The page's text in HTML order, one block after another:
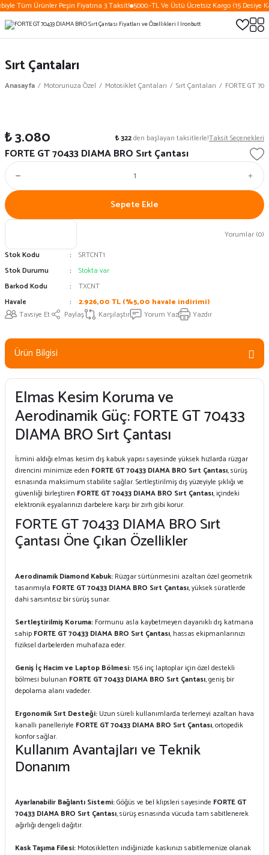
Tüm Ürünler Peşin Fiyatına 3 Taksit! 5000.-TL Ve Üstü Ücretsiz Kargo (15 Desiye
Sırt Çantaları
Anasayfa Motorunuza Özel Motosiklet Çantaları Sırt Çantaları FORTE GT
Yorumlar (0)
FORTE GT 70433 DIAMA BRO Sırt Çantası
₺ 3.080 ₺ 322den başlayan taksitlerle!Taksit Seçenekleri
Stok Kodu
SRTCNT1
Stok Durumu
Stokta var
Barkod Kodu
TXCNT
Havale
2.926,00 TL (%5,00 havale indirimi)
Sepete Ekle
Tavsiye Et Paylaş Karşılaştır Yorum Yaz Yazdır
Ürün Bilgisi
Elmas Kesim Koruma ve
Aerodinamik Güç: FORTE GT 70433
DIAMA BRO Sırt Çantası
İsmini aldığı elmas kesim dış kabuk yapısı sayesinde yüksek hızlarda rüzgar
direncini minimize eden FORTE GT 70433 DIAMA BRO Sırt Çantası, sürüş
esnasında maksimum stabilite sağlar. Sertleştirilmiş dış yüzeyiyle şıklığı ve
güvenliği birleştiren FORTE GT 70433 DIAMA BRO Sırt Çantası, içindeki
elektronik eşyalarınızı darbelere karşı bir zırh gibi korur.
FORTE GT 70433 DIAMA BRO Sırt
Çantası Öne Çıkan Özellikler
Aerodinamik Diamond Kabuk: Rüzgar sürtünmesini azaltan özel geometrik
tasarımıyla FORTE GT 70433 DIAMA BRO Sırt Çantası, yüksek süratlerde
dahi sarsıntısız bir sürüş sunar.
Sertleştirilmiş Koruma: Formunu asla kaybetmeyen dayanıklı dış katmana
sahip FORTE GT 70433 DIAMA BRO Sırt Çantası, hassas ekipmanlarınızı
fiziksel darbelerden muhafaza eder.
Geniş İç Hacim ve Laptop Bölmesi:15.6 inç laptoplar için özel destekli
bölmesi bulunan FORTE GT 70433 DIAMA BRO Sırt Çantası, geniş bir
depolama alanı vadeder.
Ergonomik Sırt Desteği: Uzun süreli kullanımlarda terlemeyi azaltan hava
kanallı panelleriyle FORTE GT 70433 DIAMA BRO Sırt Çantası, ortopedik
konfor sağlar.
Kullanım Avantajları ve Teknik
Donanım
Ayarlanabilir Bağlantı Sistemi:Göğüs ve bel klipsleri sayesinde FORTE GT
70433 DIAMA BRO Sırt Çantası, sürüş esnasında vücuda tam sabitlenerek
ağırlığı dengeli dağıtır.
Kask Taşıma Filesi: Motosikletten indiğinizde kaskınızı sabitlemenize olanak